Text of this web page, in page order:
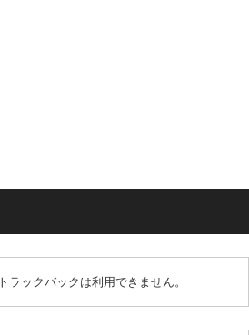
トラックバックは利用できません。